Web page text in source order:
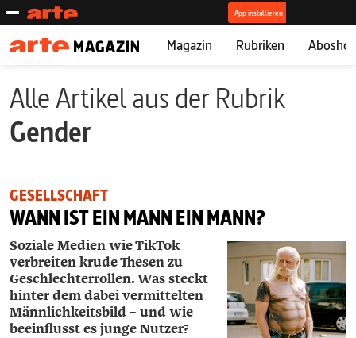
Magazin Rubriken
Alle Artikel aus der Rubrik
Gender
GESELLSCHAFT
WANN IST EIN MANN EIN MANN?
Soziale Medien wie TikTok
verbreiten krude Thesen zu
Geschlechterrollen. Was steckt
hinter dem dabei vermittelten
Männlichkeits­bild – und wie
beeinflusst es junge Nutzer?